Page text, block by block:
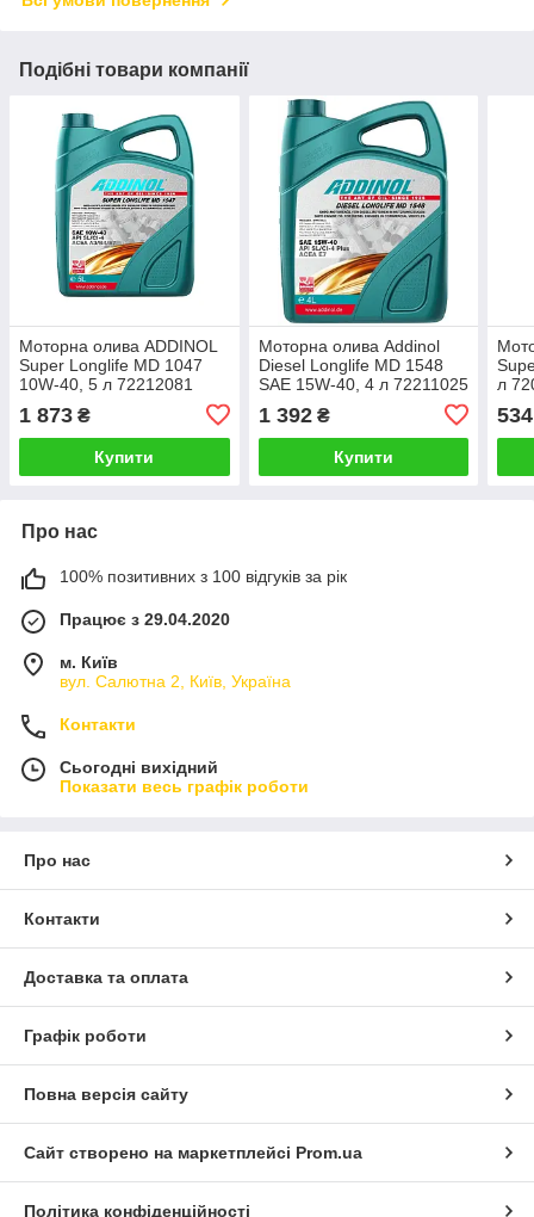
Подібні товари компанії
Моторна олива ADDINOL
Super Longlife MD 1047
10W-40, 5 л 72212081
1 873 ₴
Купити
Моторна олива Addinol
Diesel Longlife MD 1548
SAE 15W-40, 4 л 72211025
1 392₴
Купити
л
534
Про нас
100% позитивних з 100 відгуків за рік
Працює з 29.04.2020
м. Київ
вул. Салютна 2, Київ, Україна
Контакти
Сьогодні вихідний
Показати весь графік роботи
Про нас
Контакти
Доставка та оплата
Графік роботи
Повна версія сайту
Сайт створено на маркетплейсі Prom.ua
Політика конфіденційності